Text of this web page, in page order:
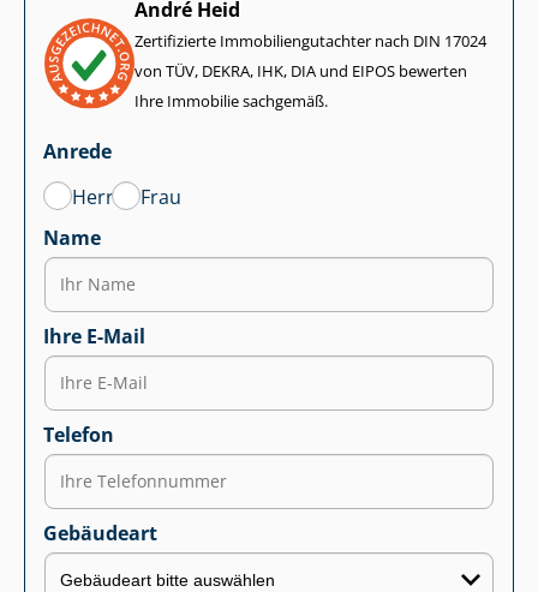
André Heid
Zertifizierte Im­mo­bi­li­en­gut­ach­ter nach DIN 17024
von TÜV, DEKRA, IHK, DIA und EIPOS bewerten
Ihre Immobilie sachgemäß.
Anrede
Herr
Frau
Name
Ihre E-Mail
Telefon
Gebäudeart